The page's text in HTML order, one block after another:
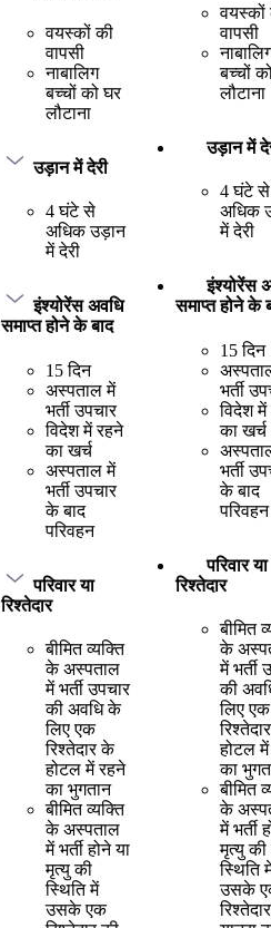
वयस्कों की
वापसी
नाबालिग
बच्चों को घर
लौटाना
उड़ान में देरी
4 घंटे से
अधिक उड़ान
में देरी
इंश्योरेंस अवधि
समाप्त होने के बाद
15 दिन
अस्पताल में
भर्ती उपचार
विदेश में रहने
का खर्च
अस्पताल में
भर्ती उपचार
के बाद
परिवहन
परिवार या
रिश्तेदार
बीमित व्यक्ति
के अस्पताल
में भर्ती उपचार
की अवधि के
लिए एक
रिश्तेदार के
होटल में रहने
का भुगतान
बीमित व्यक्ति
के अस्पताल
में भर्ती होने या
मृत्यु की
स्थिति में
उसके एक
वयस्कों
वापसी
बच्चों
लौटाना
उड़ान में
4 घंटे से
अधिक
में देरी
इंश्योरेंस
समाप्त होने के
15 दिन
भर्ती
विदेश में
का खर्च
भर्ती
के बाद
परिवहन
परिवार या
रिश्तेदार
बीमित
के
में भर्ती
की
लिए एक
होटल
का
बीमित
के
में भर्ती
मृत्यु की
स्थिति
उसके